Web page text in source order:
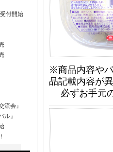
※商品内容や
品記載内容が
必ずお手元
付開始
流会』
ル』